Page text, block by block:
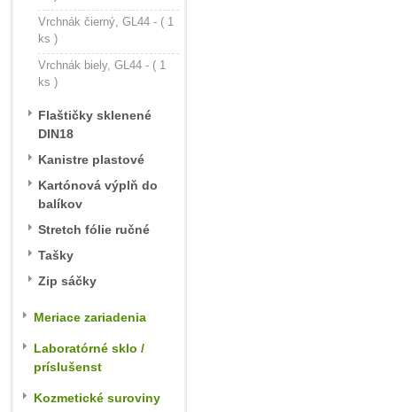
Vrchnák čierný, GL44 - ( 1
ks )
Vrchnák biely, GL44 - ( 1
ks )
Flaštičky sklenené
DIN18
Kanistre plastové
Kartónová výplň do
balíkov
Stretch fólie ručné
Tašky
Zip sáčky
Meriace zariadenia
Laboratórné sklo /
príslušenst
Kozmetické suroviny